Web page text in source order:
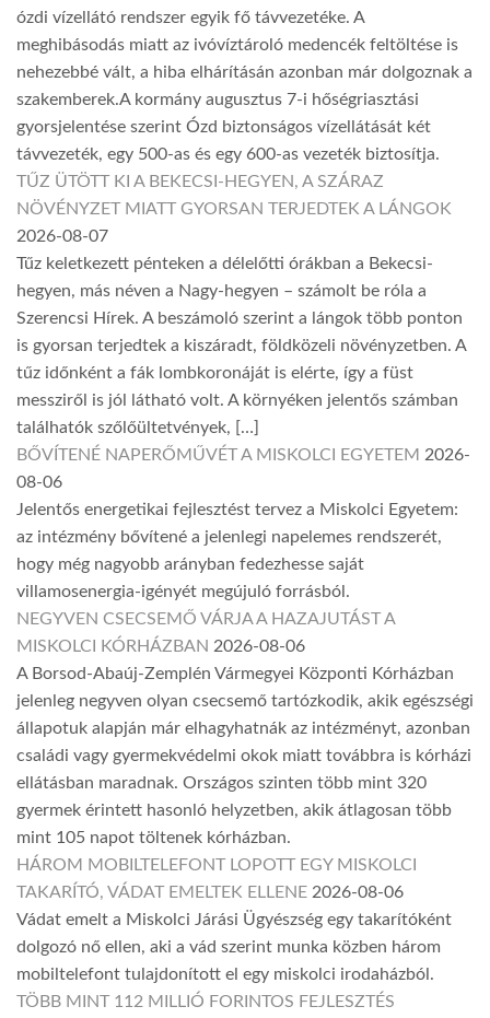
ózdi vízellátó rendszer egyik fő távvezetéke. A
meghibásodás miatt az ivóvíztároló medencék feltöltése is
nehezebbé vált, a hiba elhárításán azonban már dolgoznak a
szakemberek.A kormány augusztus 7-i hőségriasztási
gyorsjelentése szerint Ózd biztonságos vízellátását két
távvezeték, egy 500-as és egy 600-as vezeték biztosítja.
TŰZ ÜTÖTT KI A BEKECSI-HEGYEN, A SZÁRAZ
NÖVÉNYZET MIATT GYORSAN TERJEDTEK A LÁNGOK
2026-08-07
Tűz keletkezett pénteken a délelőtti órákban a Bekecsi-
hegyen, más néven a Nagy-hegyen – számolt be róla a
Szerencsi Hírek. A beszámoló szerint a lángok több ponton
is gyorsan terjedtek a kiszáradt, földközeli növényzetben. A
tűz időnként a fák lombkoronáját is elérte, így a füst
messziről is jól látható volt. A környéken jelentős számban
találhatók szőlőültetvények, […]
BŐVÍTENÉ NAPERŐMŰVÉT A MISKOLCI EGYETEM 2026-
08-06
Jelentős energetikai fejlesztést tervez a Miskolci Egyetem:
az intézmény bővítené a jelenlegi napelemes rendszerét,
hogy még nagyobb arányban fedezhesse saját
villamosenergia-igényét megújuló forrásból.
NEGYVEN CSECSEMŐ VÁRJA A HAZAJUTÁST A
MISKOLCI KÓRHÁZBAN 2026-08-06
A Borsod-Abaúj-Zemplén Vármegyei Központi Kórházban
jelenleg negyven olyan csecsemő tartózkodik, akik egészségi
állapotuk alapján már elhagyhatnák az intézményt, azonban
családi vagy gyermekvédelmi okok miatt továbbra is kórházi
ellátásban maradnak. Országos szinten több mint 320
gyermek érintett hasonló helyzetben, akik átlagosan több
mint 105 napot töltenek kórházban.
HÁROM MOBILTELEFONT LOPOTT EGY MISKOLCI
TAKARÍTÓ, VÁDAT EMELTEK ELLENE 2026-08-06
Vádat emelt a Miskolci Járási Ügyészség egy takarítóként
dolgozó nő ellen, aki a vád szerint munka közben három
mobiltelefont tulajdonított el egy miskolci irodaházból.
TÖBB MINT 112 MILLIÓ FORINTOS FEJLESZTÉS